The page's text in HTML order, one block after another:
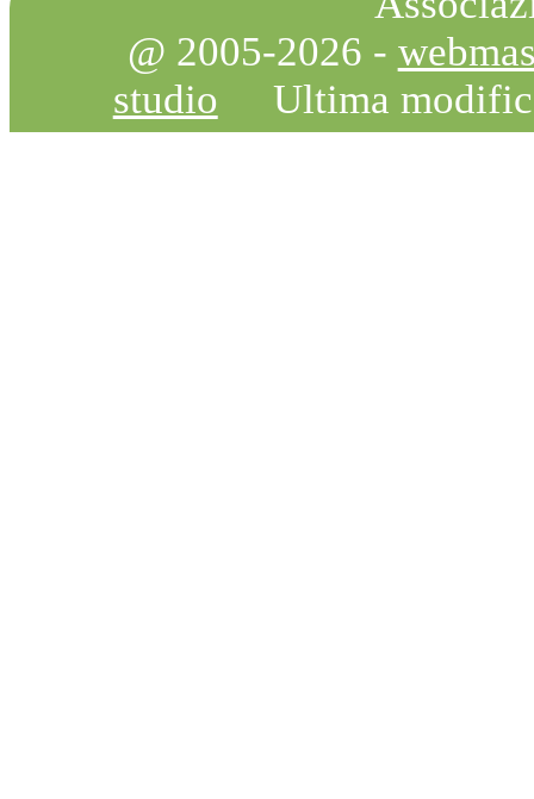
@ 2005-2026 -
studio
Ultima